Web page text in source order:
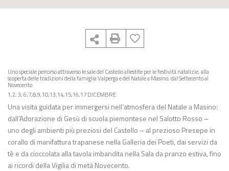
Uno speciale percorso attraverso le sale del Castello allestite per le festività natalizie, alla
scoperta delle tradizioni della famiglia Valperga e del Natale a Masino, dal Settecento al
Novecento.
1,2, 3, 6,7,8,9,10,13,14,15,16,17 DICEMBRE
Una visita guidata per immergersi nell’atmosfera del Natale a Masino:
dall’Adorazione di Gesù di scuola piemontese nel Salotto Rosso –
uno degli ambienti più preziosi del Castello – al prezioso Presepe in
corallo di manifattura trapanese nella Galleria dei Poeti, dai servizi da
tè e da cioccolata alla tavola imbandita nella Sala da pranzo estiva, fino
ai ricordi della Vigilia di metà Novecento.